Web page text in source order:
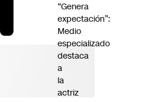
“Genera
expectación”:
Medio
especializado
destaca
a
la
actriz